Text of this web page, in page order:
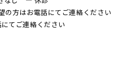
の方はお電話にてご連絡ください
てご連絡ください